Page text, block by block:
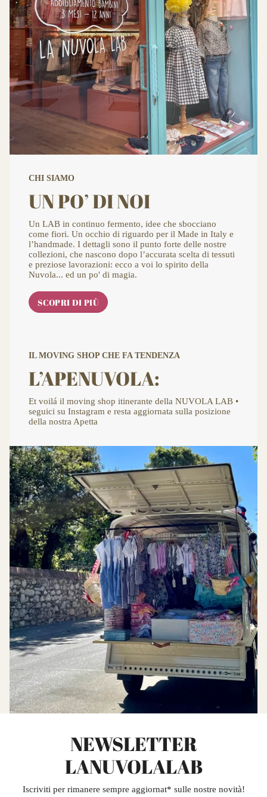
CHI SIAMO
UN PO’ DI NOI
Un LAB in continuo fermento, idee che sbocciano
come fiori. Un occhio di riguardo per il Made in Italy e
l’handmade. I dettagli sono il punto forte delle nostre
collezioni, che nascono dopo l’accurata scelta di tessuti
e preziose lavorazioni: ecco a voi lo spirito della
Nuvola... ed un po' di magia.
SCOPRI DI PIÙ
IL MOVING SHOP CHE FA TENDENZA
L’APENUVOLA:
Et voilá il moving shop itinerante della NUVOLA LAB •
seguici su Instagram e resta aggiornata sulla posizione
della nostra Apetta
NEWSLETTER
LANUVOLALAB
Iscriviti per rimanere sempre aggiornat* sulle nostre novità!